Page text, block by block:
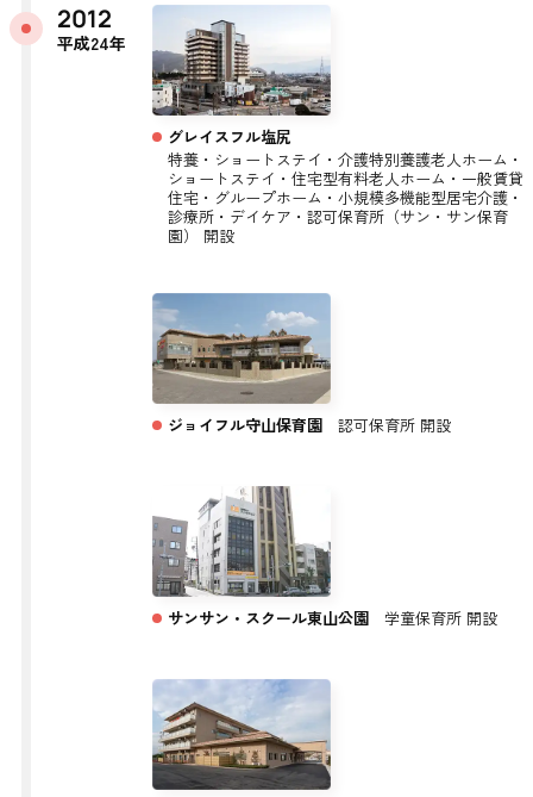
2012
平成24年
グレイスフル塩尻
特養・ショートステイ・介護特別養護老人ホーム・
ショートステイ・住宅型有料老人ホーム・一般賃貸
住宅・グループホーム・小規模多機能型居宅介護・
診療所・デイケア・認可保育所（サン・サン保育
園） 開設
ジョイフル守山保育園認可保育所 開設
サンサン・スクール東山公園学童保育所 開設